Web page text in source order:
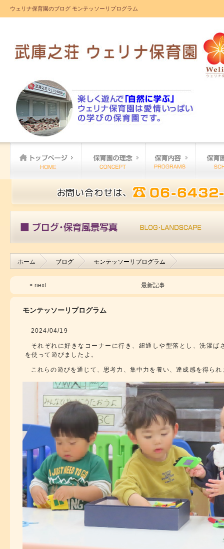
ウェリナ保育園のブログ モンテッソーリプログラム
ホーム ブログ モンテッソーリプログラム
< next 最新記事
モンテッソーリプログラム
2024/04/19
それぞれに好きなコーナーに行き、紐通しや型落とし、洗濯ば
を使って遊びましたよ。
これらの遊びを通じて、思考力、集中力を養い、達成感を得られ